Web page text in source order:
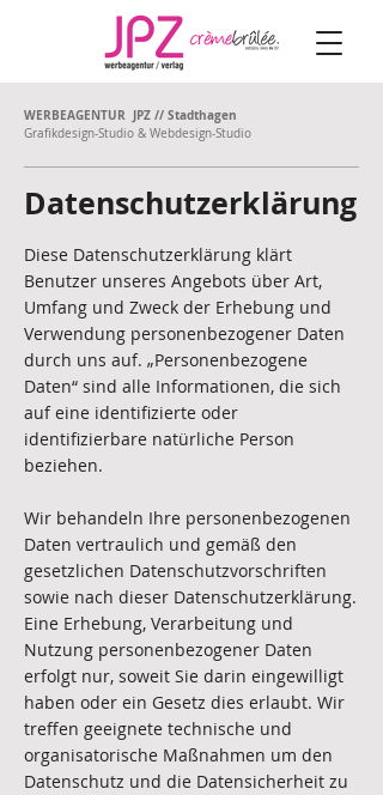
WERBEAGENTUR JPZ // Stadthagen
Grafikdesign-Studio & Webdesign-Studio
Diese Datenschutzerklärung klärt
Benutzer unseres Angebots über Art,
Umfang und Zweck der Erhebung und
Verwendung personenbezogener Daten
durch uns auf. „Personenbezogene
Daten“ sind alle Informationen, die sich
auf eine identifizierte oder
identifizierbare natürliche Person
beziehen.
Wir behandeln Ihre personenbezogenen
Daten vertraulich und gemäß den
gesetzlichen Datenschutzvorschriften
sowie nach dieser Datenschutzerklärung.
Eine Erhebung, Verarbeitung und
Nutzung personenbezogener Daten
erfolgt nur, soweit Sie darin eingewilligt
haben oder ein Gesetz dies erlaubt. Wir
treffen geeignete technische und
organisatorische Maßnahmen um den
Datenschutz und die Datensicherheit zu
Datenschutzerklärung